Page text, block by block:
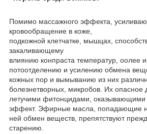
Помимо массажного эффекта,
кровообращение в коже,
подкожной клетчатке, мышцах,
закаливающему
влиянию конпраста температур, оолее
потоотделению и усилению обмена
кожных пор и вымыванию из них
болезнетворных, микробов. Их опасное
летучими фитонцидами, оказывающими
эффект. Эфирные масла, попадающие
ней обмен веществ, препятствуют
старению.